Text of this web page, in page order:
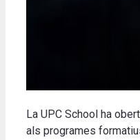
La UPC School ha
als programes